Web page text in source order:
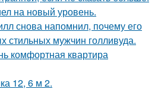
на новый уровень.
снова напомнил, почему его
стильных мужчин голливуда.
комфортная квартира
12, 6 м 2.